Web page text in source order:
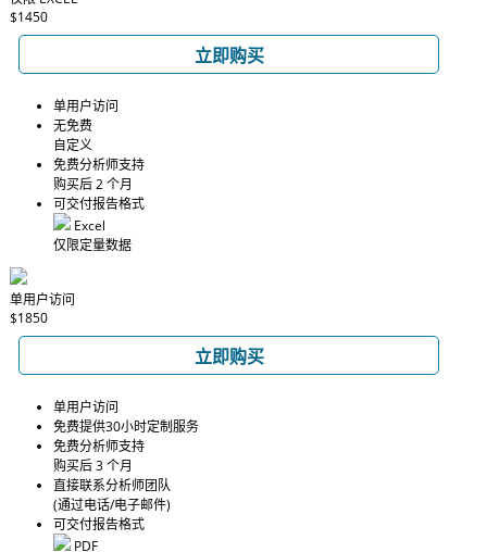
$1450
立即购买
单用户访问
无免费
自定义
免费分析师支持
购买后 2 个月
可交付报告格式
Excel
仅限定量数据
单用户访问
$1850
立即购买
单用户访问
免费提供30小时定制服务
免费分析师支持
购买后 3 个月
直接联系分析师团队
(通过电话/电子邮件)
可交付报告格式
PDF